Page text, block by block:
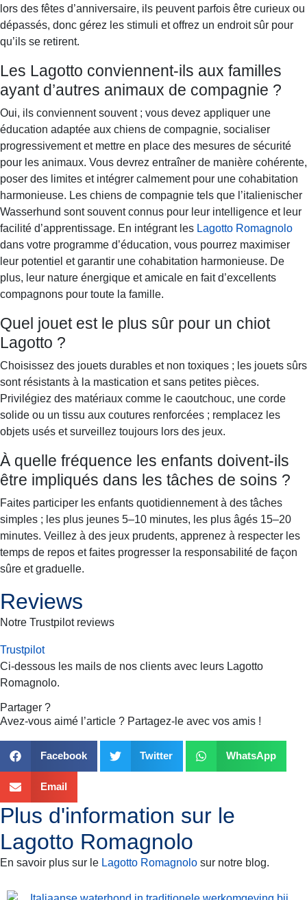
lors des fêtes d’anniversaire, ils peuvent parfois être curieux ou
dépassés, donc gérez les stimuli et offrez un endroit sûr pour
qu’ils se retirent.
Les Lagotto conviennent-ils aux familles
ayant d’autres animaux de compagnie ?
Oui, ils conviennent souvent ; vous devez appliquer une
éducation adaptée aux chiens de compagnie, socialiser
progressivement et mettre en place des mesures de sécurité
pour les animaux. Vous devrez entraîner de manière cohérente,
poser des limites et intégrer calmement pour une cohabitation
harmonieuse. Les chiens de compagnie tels que l’italienischer
Wasserhund sont souvent connus pour leur intelligence et leur
facilité d’apprentissage. En intégrant les Lagotto Romagnolo
dans votre programme d’éducation, vous pourrez maximiser
leur potentiel et garantir une cohabitation harmonieuse. De
plus, leur nature énergique et amicale en fait d’excellents
compagnons pour toute la famille.
Quel jouet est le plus sûr pour un chiot
Lagotto ?
Choisissez des jouets durables et non toxiques ; les jouets sûrs
sont résistants à la mastication et sans petites pièces.
Privilégiez des matériaux comme le caoutchouc, une corde
solide ou un tissu aux coutures renforcées ; remplacez les
objets usés et surveillez toujours lors des jeux.
À quelle fréquence les enfants doivent-ils
être impliqués dans les tâches de soins ?
Faites participer les enfants quotidiennement à des tâches
simples ; les plus jeunes 5–10 minutes, les plus âgés 15–20
minutes. Veillez à des jeux prudents, apprenez à respecter les
temps de repos et faites progresser la responsabilité de façon
sûre et graduelle.
Reviews
Notre Trustpilot reviews
Trustpilot
Ci-dessous les mails de nos clients avec leurs Lagotto
Romagnolo.
Partager ?
Avez-vous aimé l’article ? Partagez-le avec vos amis !
Facebook Twitter WhatsApp
Email
Plus d'information sur le
Lagotto Romagnolo
En savoir plus sur le Lagotto Romagnolo sur notre blog.